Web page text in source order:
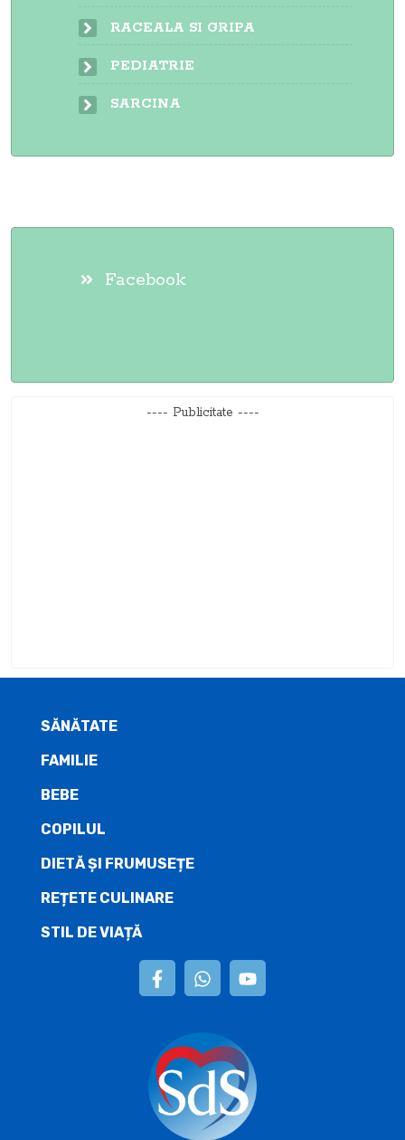
RACEALA SI GRIPA
PEDIATRIE
SARCINA
Facebook
---- Publicitate ----
SĂNĂTATE
FAMILIE
BEBE
COPILUL
DIETĂ ŞI FRUMUSEȚE
REȚETE CULINARE
STIL DE VIAȚĂ